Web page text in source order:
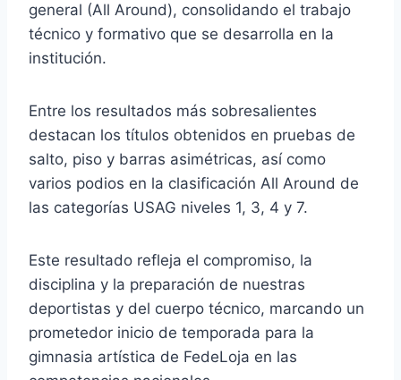
general (All Around), consolidando el trabajo
técnico y formativo que se desarrolla en la
institución.
Entre los resultados más sobresalientes
destacan los títulos obtenidos en pruebas de
salto, piso y barras asimétricas, así como
varios podios en la clasificación All Around de
las categorías USAG niveles 1, 3, 4 y 7.
Este resultado refleja el compromiso, la
disciplina y la preparación de nuestras
deportistas y del cuerpo técnico, marcando un
prometedor inicio de temporada para la
gimnasia artística de FedeLoja en las